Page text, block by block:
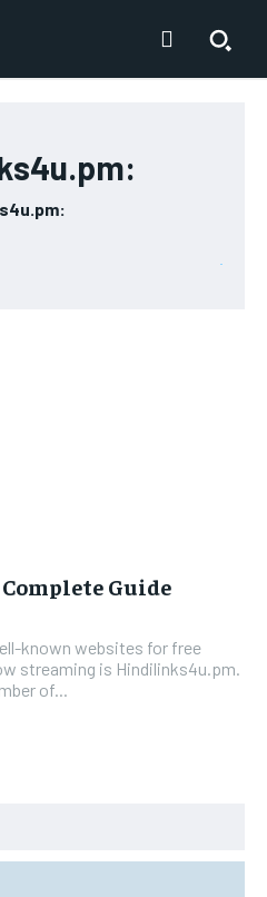
Guide
known websites for free
streaming is Hindilinks4u.pm.
of...